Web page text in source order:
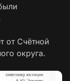
от Счётной
округа.